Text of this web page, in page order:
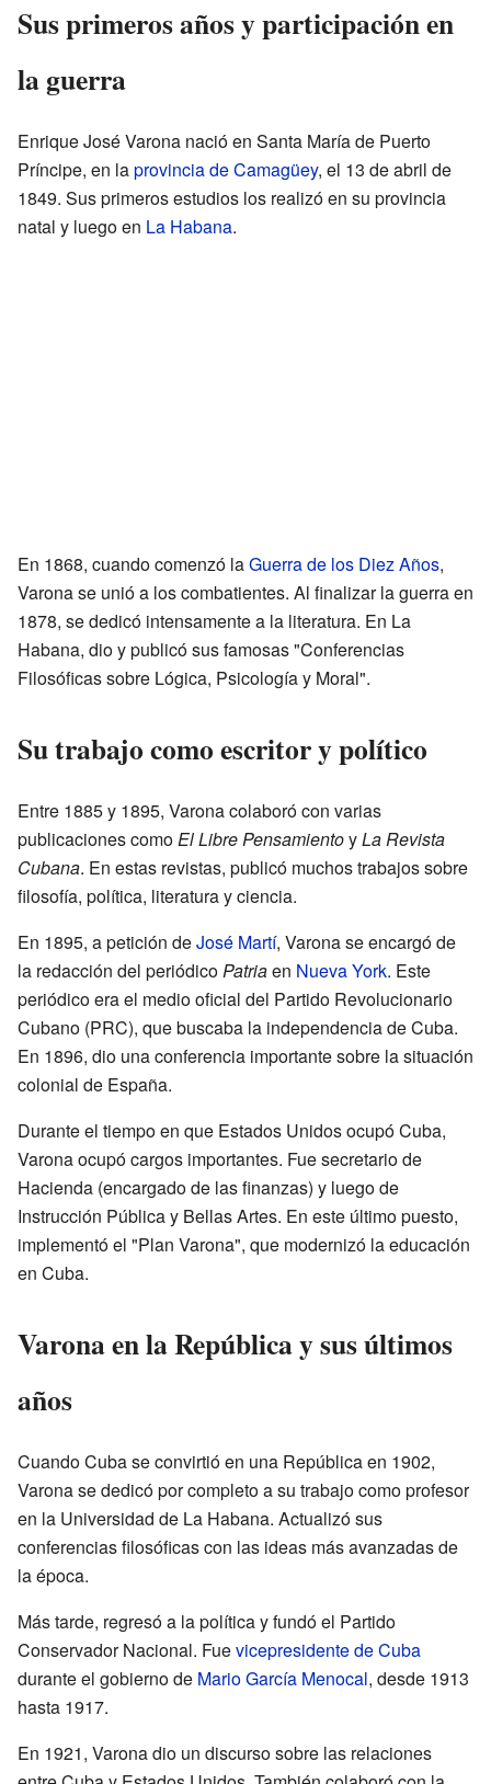
Sus primeros años y participación en
la guerra
Enrique José Varona nació en Santa María de Puerto
Príncipe, en laprovincia de Camagüey, el 13 de abril de
1849. Sus primeros estudios los realizó en su provincia
natal y luego en La Habana.
En 1868, cuando comenzó laGuerra de los Diez Años,
Varona se unió a los combatientes. Al finalizar la guerra en
1878, se dedicó intensamente a la literatura. En La
Habana, dio y publicó sus famosas "Conferencias
Filosóficas sobre Lógica, Psicología y Moral".
Su trabajo como escritor y político
Entre 1885 y 1895, Varona colaboró con varias
publicaciones comoEl Libre PensamientoyLa Revista
Cubana. En estas revistas, publicó muchos trabajos sobre
filosofía, política, literatura y ciencia.
En 1895, a petición deJosé Martí, Varona se encargó de
la redacción del periódicoPatriaen Nueva York. Este
periódico era el medio oficial del Partido Revolucionario
Cubano (PRC), que buscaba la independencia de Cuba.
En 1896, dio una conferencia importante sobre la situación
colonial de España.
Durante el tiempo en que Estados Unidos ocupó Cuba,
Varona ocupó cargos importantes. Fue secretario de
Hacienda (encargado de las finanzas) y luego de
Instrucción Pública y Bellas Artes. En este último puesto,
implementó el "Plan Varona", que modernizó la educación
en Cuba.
Varona en la República y sus últimos
años
Cuando Cuba se convirtió en una República en 1902,
Varona se dedicó por completo a su trabajo como profesor
en la Universidad de La Habana. Actualizó sus
conferencias filosóficas con las ideas más avanzadas de
la época.
Más tarde, regresó a la política y fundó el Partido
Conservador Nacional. Fuevicepresidente de Cuba
durante el gobierno de Mario García Menocal, desde 1913
hasta 1917.
En 1921, Varona dio un discurso sobre las relaciones